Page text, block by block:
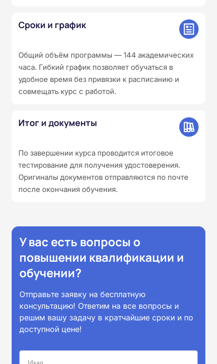
Сроки и график
Общий объём программы — 144 академических
часа. Гибкий график позволяет обучаться в
удобное время без привязки к расписанию и
совмещать курс с работой.
Итог и документы
По завершении курса проводится итоговое
тестирование для получения удостоверения.
Оригиналы документов отправляются по почте
после окончания обучения.
У вас есть вопросы о
повышении квалификации и
обучении?
Отправьте заявку на бесплатную
консультацию! Ответим на все вопросы и
решим вашу задачу в кратчайшие сроки и по
доступной цене!